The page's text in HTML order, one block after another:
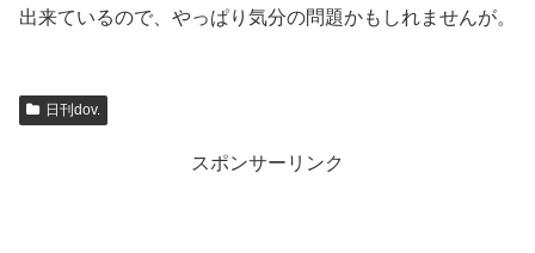
出来ているので、やっぱり気分の問題かもしれませんが。
日刊dov.
スポンサーリンク